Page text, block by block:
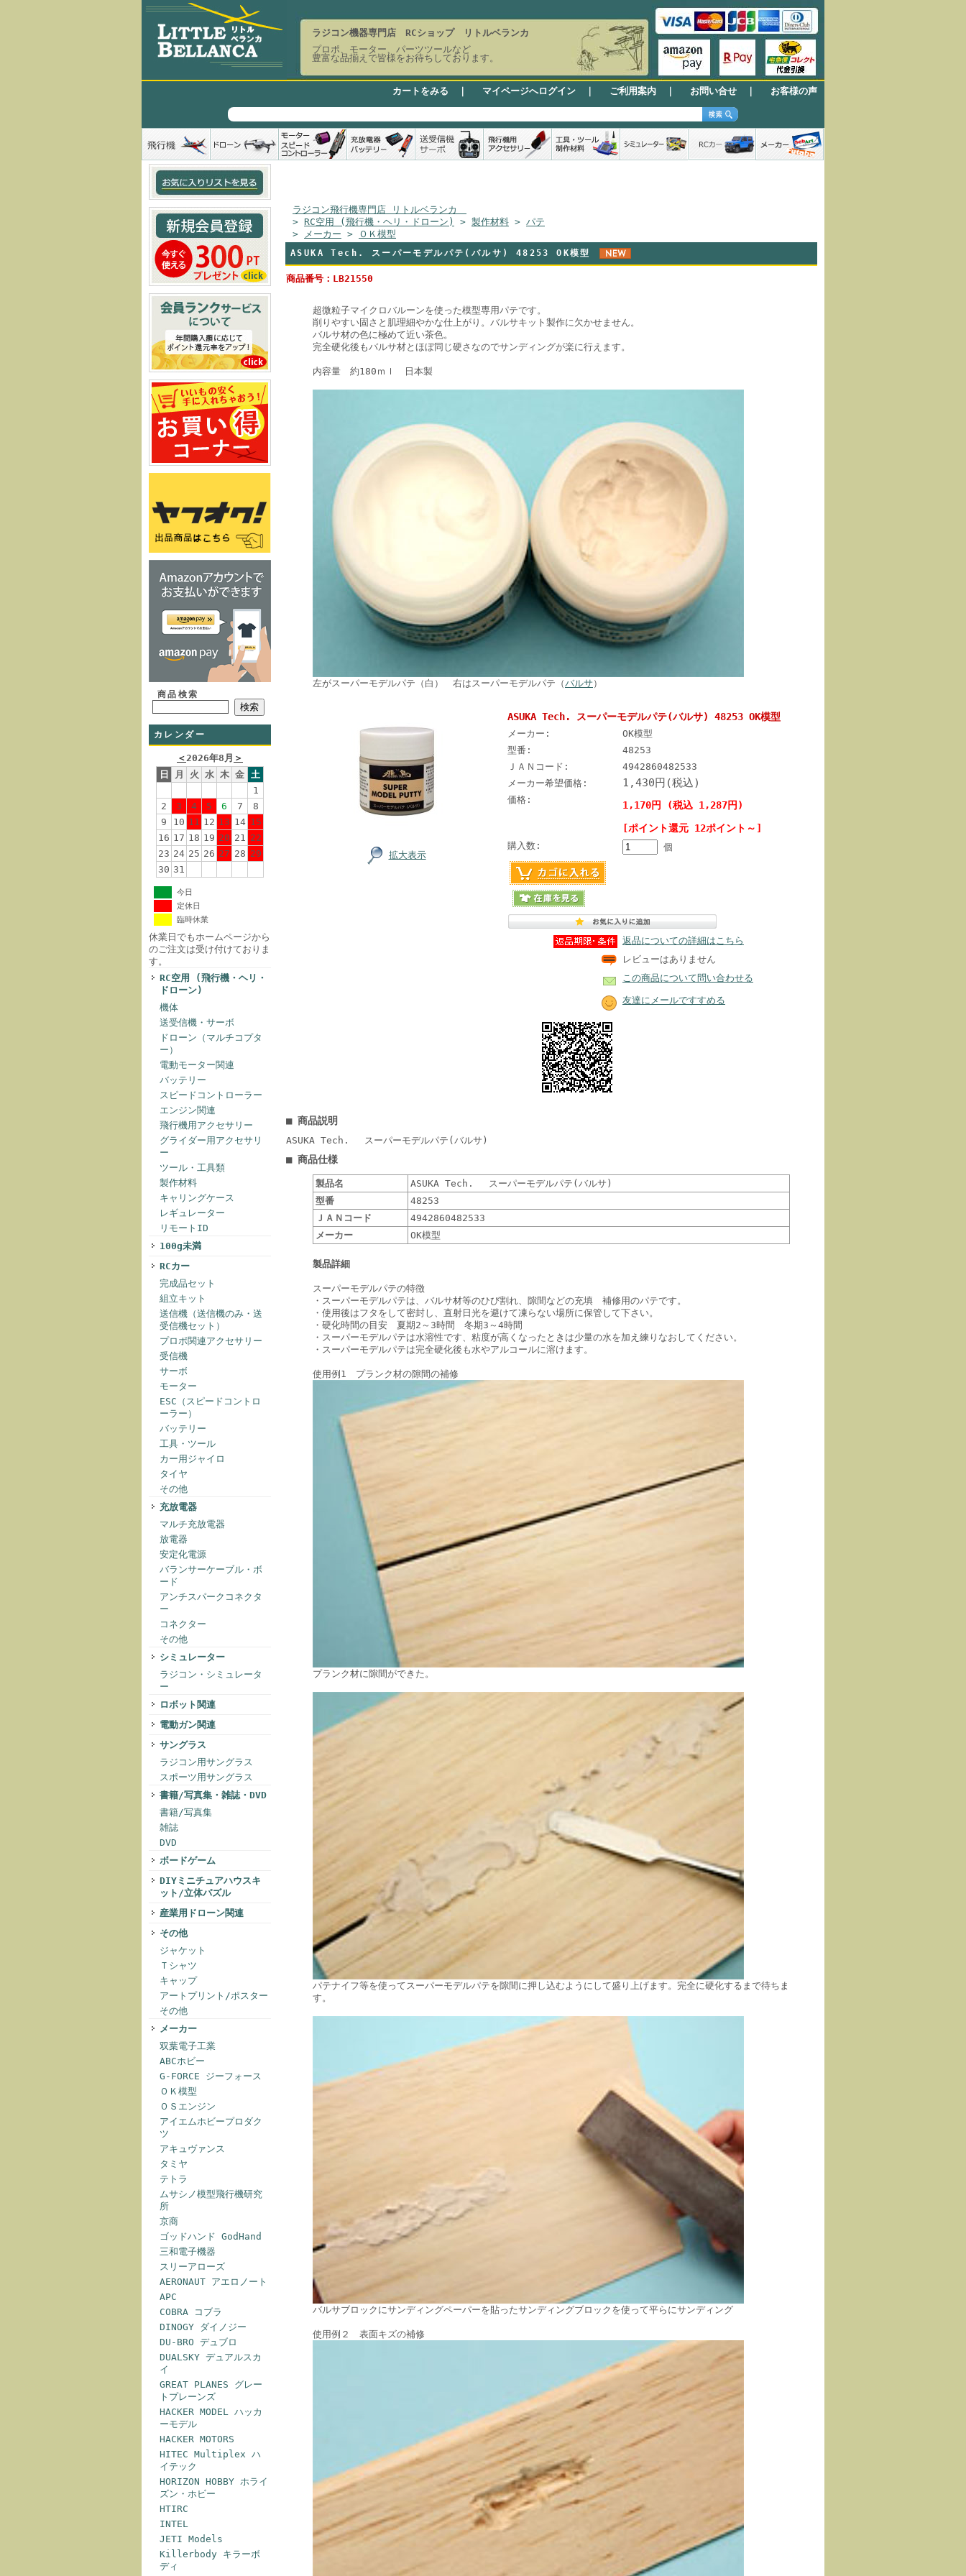
ラジコン機器専門店 RCショップ リトルベランカ
プロポ、モーター、パーツツールなど
豊富な品揃えで皆様をお待ちしております。
カートをみる マイページへログイン ご利用案内 お問い合せ お客様の声
商品検索
カレンダー
＜2026年8月 ＞
日
月 火 水 木 金 土
1
2
3 4 5 6 7
8
9
10 11 12 13 14 15
16 17 18 19 20 21 22
23 24 25 26 27 28 29
30 31
今日
定休日
臨時休業
休業日でもホームページから
のご注文は受け付けておりま
す。
RC空用 (飛行機・ヘリ・
ドローン)
機体
送受信機・サーボ
ドローン（マルチコプタ
ー）
電動モーター関連
バッテリー
スピードコントローラー
エンジン関連
飛行機用アクセサリー
グライダー用アクセサリ
ー
ツール・工具類
製作材料
キャリングケース
レギュレーター
リモートID
100g未満
RCカー
完成品セット
組立キット
送信機（送信機のみ・送
受信機セット）
プロポ関連アクセサリー
受信機
サーボ
モーター
ESC（スピードコントロ
ーラー）
バッテリー
工具・ツール
カー用ジャイロ
タイヤ
その他
充放電器
マルチ充放電器
放電器
安定化電源
バランサーケーブル・ボ
ード
アンチスパークコネクタ
ー
コネクター
その他
シミュレーター
ラジコン・シミュレータ
ー
ロボット関連
電動ガン関連
サングラス
ラジコン用サングラス
スポーツ用サングラス
書籍/写真集・雑誌・DVD
書籍/写真集
雑誌
DVD
ボードゲーム
DIYミニチュアハウスキ
ット/立体パズル
産業用ドローン関連
その他
ジャケット
Ｔシャツ
キャップ
アートプリント/ポスター
その他
メーカー
双葉電子工業
ABCホビー
G-FORCE ジーフォース
ＯＫ模型
ＯＳエンジン
アイエムホビープロダク
ツ
アキュヴァンス
タミヤ
テトラ
ムサシノ模型飛行機研究
所
京商
ゴッドハンド GodHand
三和電子機器
スリーアローズ
AERONAUT アエロノート
APC
COBRA コブラ
DINOGY ダイノジー
DU-BRO デュブロ
DUALSKY デュアルスカ
イ
GREAT PLANES グレー
トプレーンズ
HACKER MODEL ハッカ
ーモデル
HACKER MOTORS
HITEC Multiplex ハ
イテック
HORIZON HOBBY ホライ
ズン・ホビー
HTIRC
INTEL
JETI Models
Killerbody キラーボ
ディ
ラジコン飛行機専門店 リトルベランカ
> RC空用 (飛行機・ヘリ・ドローン) > 製作材料 > パテ
>
メーカー > ＯＫ模型
ASUKA Tech. スーパーモデルパテ(バルサ) 48253 OK模型
商品番号：LB21550
超微粒子マイクロバルーンを使った模型専用パテです。
削りやすい固さと肌理細やかな仕上がり。バルサキット製作に欠かせません。
バルサ材の色に極めて近い茶色。
完全硬化後もバルサ材とほぼ同じ硬さなのでサンディングが楽に行えます。
内容量 約180ｍｌ 日本製
左がスーパーモデルパテ（白） 右はスーパーモデルパテ（バルサ ）
拡大表示
ASUKA Tech. スーパーモデルパテ(バルサ) 48253 OK模型
メーカー:
OK模型
型番:
48253
ＪＡＮコード:
4942860482533
メーカー希望価格:
1,430円(税込)
価格:
1,170円 (税込 1,287円)
[ポイント還元 12ポイント～]
購入数: 個
返品についての詳細はこちら
レビューはありません
この商品について問い合わせる
友達にメールですすめる
■ 商品説明
ASUKA Tech. スーパーモデルパテ(バルサ)
■ 商品仕様
製品名
ASUKA Tech. スーパーモデルパテ(バルサ)
型番
48253
ＪＡＮコード
4942860482533
メーカー
OK模型
製品詳細
スーパーモデルパテの特徴
・スーパーモデルパテは、バルサ材等のひび割れ、隙間などの充填 補修用のパテです。
・使用後はフタをして密封し、直射日光を避けて凍らない場所に保管して下さい。
・硬化時間の目安 夏期2～3時間 冬期3～4時間
・スーパーモデルパテは水溶性です、粘度が高くなったときは少量の水を加え練りなおしてください。
・スーパーモデルパテは完全硬化後も水やアルコールに溶けます。
使用例1 プランク材の隙間の補修
プランク材に隙間ができた。
パテナイフ等を使ってスーパーモデルパテを隙間に押し込むようにして盛り上げます。完全に硬化するまで待ちま
す。
バルサブロックにサンディングペーパーを貼ったサンディングブロックを使って平らにサンディング
使用例２ 表面キズの補修